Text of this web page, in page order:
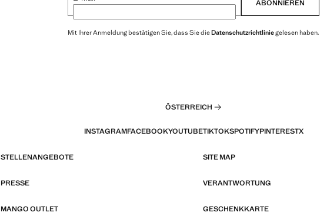
ABONNIEREN
Mit Ihrer Anmeldung bestätigen Sie, dass Sie dieDatenschutzrichtliniegelesen haben.
ÖSTERREICH
INSTAGRAMFACEBOOKYOUTUBETIKTOKSPOTIFYPINTERESTX
STELLENANGEBOTE SITE MAP
PRESSE VERANTWORTUNG
MANGO OUTLET GESCHENKKARTE